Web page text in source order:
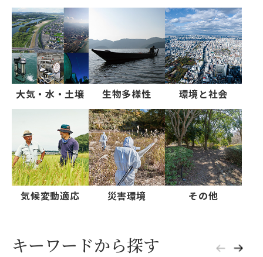
大気・水・土壌 生物多様性 環境と社会
気候変動適応 災害環境 その他
キーワードから探す